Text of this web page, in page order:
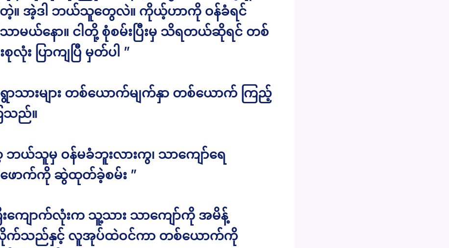
။ အဲ့ဒါ ဘယ်သူတွေလဲ။ ကိုယ့်ဟာကို ဝန်ခံရင်
မယ်နော။ ငါတို့ စုံစမ်းပြီးမှ သိရတယ်ဆိုရင် တစ်
လုံး ပြာကျပြီ မှတ်ပါ ”
ာသားများ တစ်ယောက်မျက်နှာ တစ်ယောက် ကြည့်
သည်။
ဘယ်သူမှ ဝန်မခံဘူးလားကွ၊ သာကျော်ရေ
ဖောက်ကို ဆွဲထုတ်ခဲ့စမ်း ”
ကျောက်လုံးက သူ့သား သာကျော်ကို အမိန့်
လိုက်သည်နှင့် လူအုပ်ထဲဝင်ကာ တစ်ယောက်ကို